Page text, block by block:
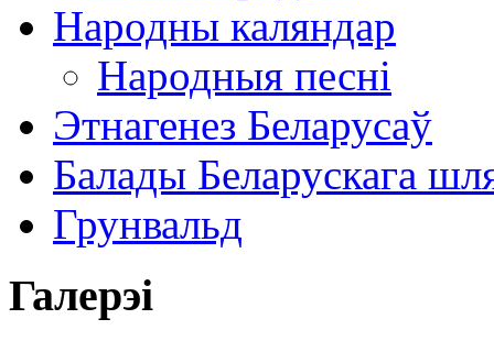
Народны каляндар
Народныя песні
Этнагенез Беларусаў
Балады Беларускага
Грунвальд
Галерэі